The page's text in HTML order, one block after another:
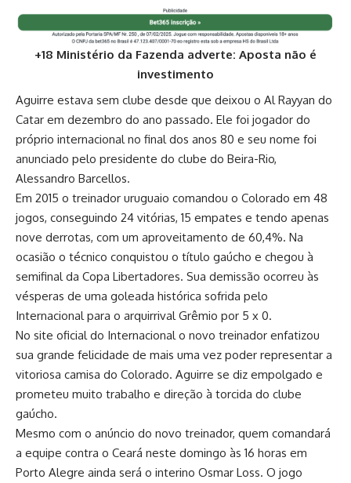
+18 Ministério da Fazenda adverte: Aposta não é
investimento
Aguirre estava sem clube desde que deixou o Al Rayyan do
Catar em dezembro do ano passado. Ele foi jogador do
próprio internacional no final dos anos 80 e seu nome foi
anunciado pelo presidente do clube do Beira-Rio,
Alessandro Barcellos.
Em 2015 o treinador uruguaio comandou o Colorado em 48
jogos, conseguindo 24 vitórias, 15 empates e tendo apenas
nove derrotas, com um aproveitamento de 60,4%. Na
ocasião o técnico conquistou o título gaúcho e chegou à
semifinal da Copa Libertadores. Sua demissão ocorreu às
vésperas de uma goleada histórica sofrida pelo
Internacional para o arquirrival Grêmio por 5 x 0.
No site oficial do Internacional o novo treinador enfatizou
sua grande felicidade de mais uma vez poder representar a
vitoriosa camisa do Colorado. Aguirre se diz empolgado e
prometeu muito trabalho e direção à torcida do clube
gaúcho.
Mesmo com o anúncio do novo treinador, quem comandará
a equipe contra o Ceará neste domingo às 16 horas em
Porto Alegre ainda será o interino Osmar Loss. O jogo